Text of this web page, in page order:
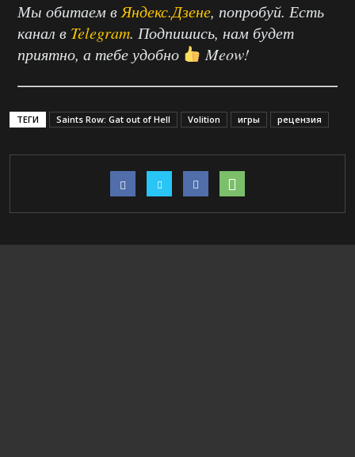
Мы обитаем в Яндекс.Дзене, попробуй. Есть
канал в Telegram. Подпишись, нам будет
приятно, а тебе удобно
Meow!
ТЕГИ Saints Row: Gat out of Hell Volition игры рецензия